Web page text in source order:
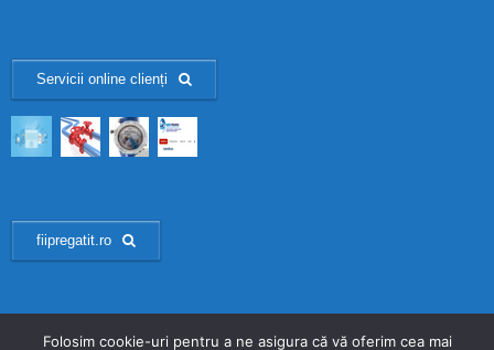
Servicii online clienți
fiipregatit.ro
Folosim cookie-uri pentru a ne asigura că vă oferim cea mai